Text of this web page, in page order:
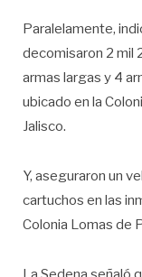
Paralelamente,
decomisaron 2 mil
armas largas y 4
ubicado en la
Jalisco.
Y, aseguraron un
cartuchos en las
Colonia Lomas de